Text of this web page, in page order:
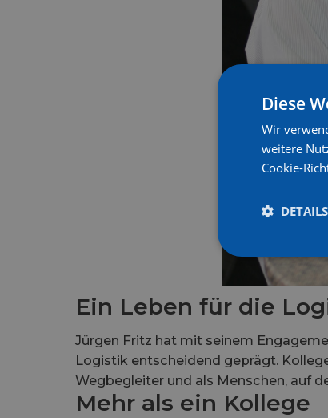
Ein Leben für die
Jürgen Fritz hat mit seinem
Logistik entscheidend geprägt.
Wegbegleiter und als Menschen, auf
Mehr als ein Kollege
Diese
Wir
weitere
Cookie-